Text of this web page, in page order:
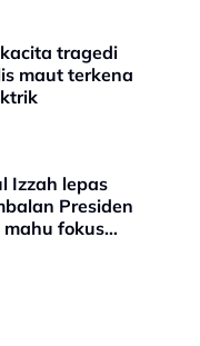
tragedi
maut terkena
Izzah lepas
Presiden
mahu fokus